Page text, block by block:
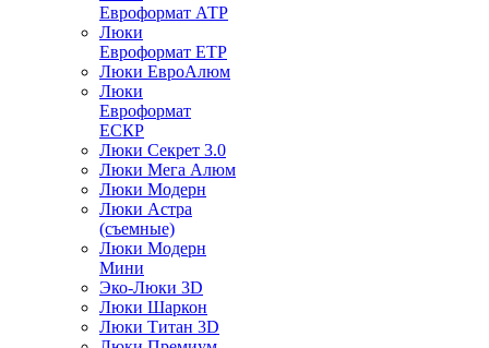
Евроформат АТР
Люки
Евроформат ЕТР
Люки ЕвроАлюм
Люки
Евроформат
ЕСКР
Люки Секрет 3.0
Люки Мега Алюм
Люки Модерн
Люки Астра
(съемные)
Люки Модерн
Мини
Эко-Люки 3D
Люки Шаркон
Люки Титан 3D